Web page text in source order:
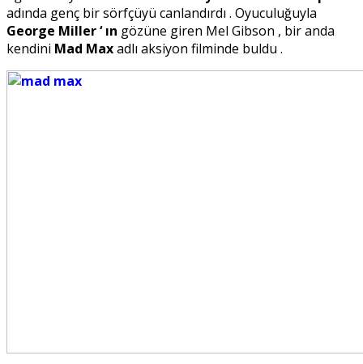
adında genç bir sörfçüyü canlandırdı . Oyuculuğuyla
George Miller ‘ ın gözüne giren Mel Gibson , bir anda
kendini Mad Maxadlı aksiyon filminde buldu .